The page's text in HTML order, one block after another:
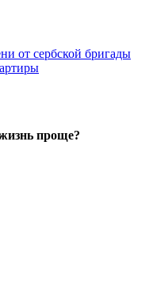
от сербской бригады
проще?